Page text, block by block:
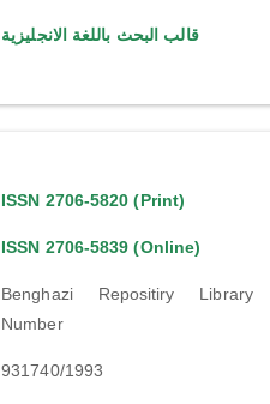
قالب البحث باللغة الانجليزية
ISSN 2706-5820 (Print)
ISSN 2706-5839 (Online)
Benghazi Repositiry Library
Number
931740/1993